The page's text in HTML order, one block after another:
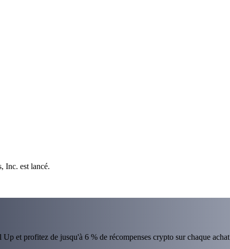
Inc. est lancé.
et profitez de jusqu'à 6 % de récompenses crypto sur chaque achat